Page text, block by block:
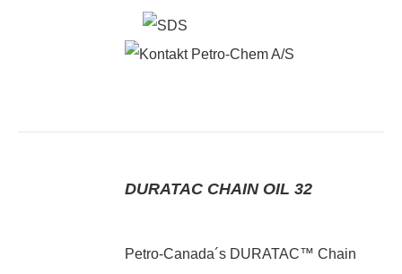
DURATAC CHAIN OIL 32
Petro-Canada´s DURATAC™ Chain